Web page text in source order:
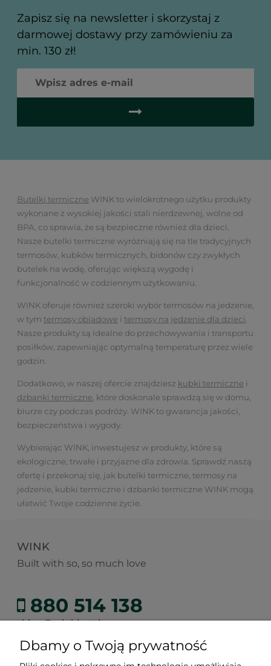
Zapisz się na newsletter i skorzystaj z
darmowej dostawy przy zamówieniu za
min. 130 zł!
Butelki termiczne WINK to wielokrotnego użytku produkty
wykonane z wysokiej jakości stali nierdzewnej, wolne od
BPA, co sprawia, że są bezpieczne również dla dzieci.
Nasze butelki termiczne wyróżniają się na tle tradycyjnych
termosów, kubków termicznych, bidonów czy zwykłych
butelek na wodę, oferując większą wygodę i
funkcjonalność w codziennym użytkowaniu.
WINK oferuje również szeroki wybór termosów na jedzenie,
w tym termosy obiadowe i termosy na jedzenie dla dzieci
Nasze produkty są idealne do przechowywania i transportu
posiłków, zapewniając optymalną temperaturę przez wiele
godzin.
Dodatkowo, w naszej ofercie znajdziesz kubki termiczne i
dzbanki termiczne , które doskonale sprawdzą się w domu,
biurze czy podczas podróży. WINK to gwarancja jakości,
bezpieczeństwa i wygody.
Wybierając WINK, inwestujesz w produkty, które są
ekologiczne, trwałe i przyjazne dla zdrowia. Sprawdź naszą
ofertę i przekonaj się, jak butelki termiczne, termosy na
jedzenie, kubki termiczne i dzbanki termiczne WINK mogą
ułatwić Twoje codzienne życie.
WINK
Built with so, so much love
880 514 138
sklep@winkbottle.com
Dbamy o Twoją prywatność